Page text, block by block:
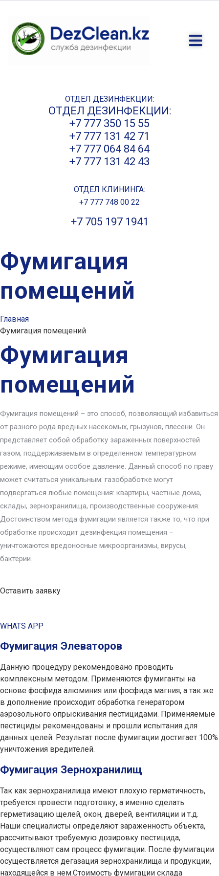
ОТДЕЛ ДЕЗИНФЕКЦИИ:
ОТДЕЛ ДЕЗИНФЕКЦИИ:
+7 777 350 15 55
+7 777 131 42 71
+7 777 064 84 64
+7 777 131 42 43
ОТДЕЛ КЛИНИНГА:
+7 777 748 00 22
+7 705 197 1941
Фумигация
помещений
Главная
Фумигация помещений
Фумигация
помещений
Фумигация помещений – это способ, позволяющий избавиться
от разного рода вредных насекомых, грызунов, плесени. Он
представляет собой обработку зараженных поверхностей
газом, поддерживаемым в определенном температурном
режиме, имеющим особое давление. Данный способ по праву
может считаться уникальным: газобработке могут
подвергаться любые помещения: квартиры, частные дома,
склады, зернохранилища, производственные сооружения.
Достоинством метода фумигации является также то, что при
обработке происходит дезинфекция помещения –
уничтожаются вредоносные микроорганизмы, вирусы,
бактерии.
Оставить заявку
WHATS APP
Фумигация Элеваторов
Данную процедуру рекомендовано проводить
комплексным методом. Применяются фумиганты на
основе фосфида алюминия или фосфида магния, а так же
в дополнение происходит обработка генератором
аэрозольного опрыскивания пестицидами. Применяемые
пестициды рекомендованы и прошли испытания для
данных целей. Результат после фумигации достигает 100%
уничтожения вредителей.
Фумигация Зернохранилищ
Так как зернохранилища имеют плохую герметичность,
требуется провести подготовку, а именно сделать
герметизацию щелей, окон, дверей, вентиляции и т.д.
Наши специалисты определяют зараженность объекта,
рассчитывают требуемую дозировку пестицида,
осуществляют сам процесс фумигации. После фумигации
осуществляется дегазация зернохранилища и продукции,
находящейся в нем.Стоимость фумигации склада